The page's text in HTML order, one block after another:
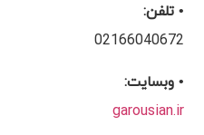
• تلفن:
02166040672
• وبسایت:
garousian.ir